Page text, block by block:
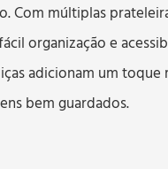
Com múltiplas
organização e
adicionam um toque
bem guardados.